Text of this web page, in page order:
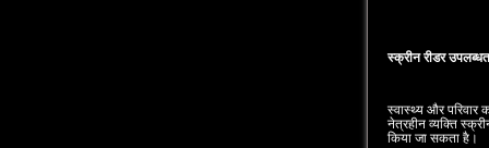
स्‍क्रीन रीडर
स्‍वास्‍थ्‍य और परिवार
नेत्रहीन व्‍यक्‍ति
किया जा सकता है।